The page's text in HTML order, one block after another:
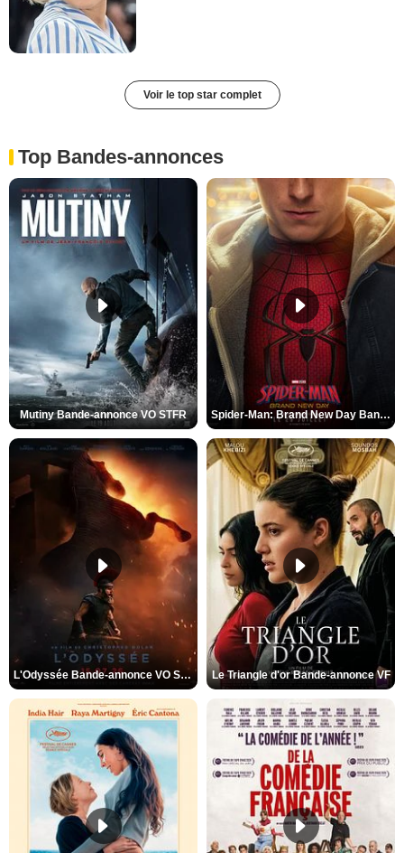
Voir le top star complet
Top Bandes-annonces
Mutiny Bande-annonce VO STFR Spider-Man: Brand New Day Bande-annonce VO STFR
L'Odyssée Bande-annonce VO STFR Le Triangle d'or Bande-annonce VF